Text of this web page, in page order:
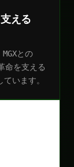
える
との
命を支える
います。